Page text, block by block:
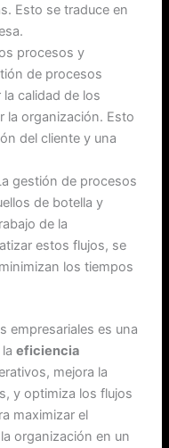
Esto se traduce en
procesos y
de procesos
calidad de los
la organización. Esto
del cliente y una
gestión de procesos
de botella y
de la
estos flujos, se
los tiempos
empresariales es una
laeficiencia
mejora la
y optimiza los flujos
maximizar el
organización en un